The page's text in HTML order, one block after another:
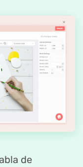
de